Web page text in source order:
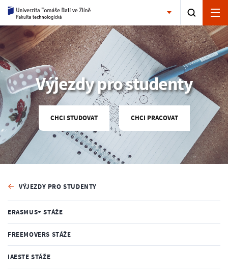
Výjezdy pro studenty
CHCI STUDOVAT CHCI PRACOVAT
VÝJEZDY PRO STUDENTY
ERASMUS+ STÁŽE
FREEMOVERS STÁŽE
IAESTE STÁŽE